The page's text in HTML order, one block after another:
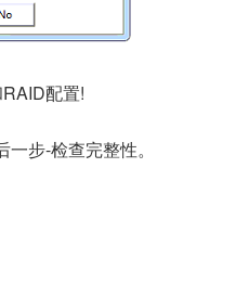
配置!
步-检查完整性。